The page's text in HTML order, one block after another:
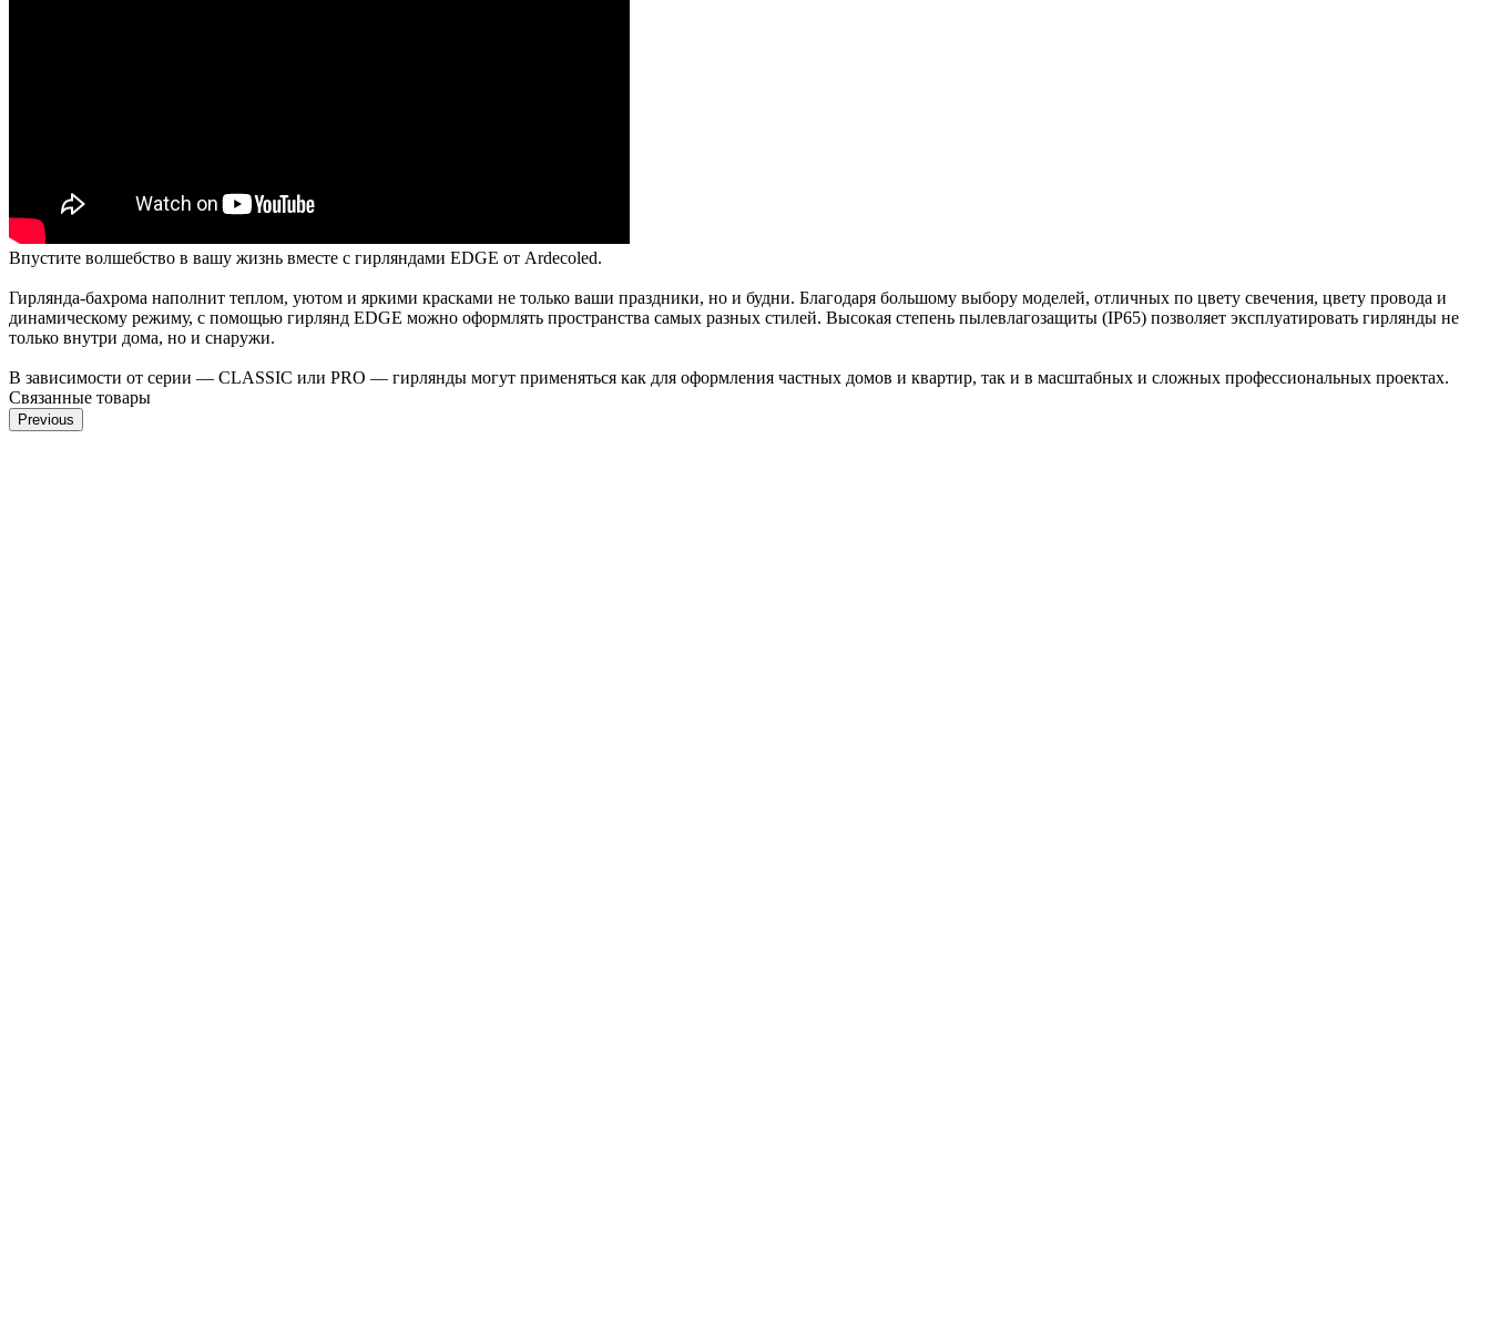
Впустите волшебство в вашу жизнь вместе с гирляндами EDGE от Ardecoled.
Гирлянда-бахрома наполнит теплом, уютом и яркими красками не только ваши праздники, но и будни. Благодаря большому выбору моделей, отличных по цвету свечения, цвету провода и
динамическому режиму, с помощью гирлянд EDGE можно оформлять пространства самых разных стилей. Высокая степень пылевлагозащиты (IP65) позволяет эксплуатировать гирлянды не
только внутри дома, но и снаружи.
В зависимости от серии — CLASSIC или PRO — гирлянды могут применяться как для оформления частных домов и квартир, так и в масштабных и сложных профессиональных проектах.
Связанные товары
Previous